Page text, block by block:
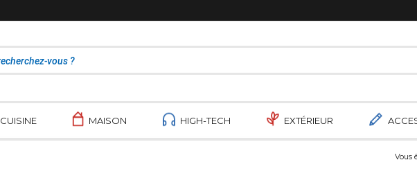
CUISINE MAISON HIGH-TECH EXTÉRIEUR
Vous